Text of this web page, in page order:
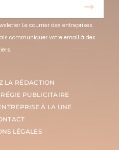
Le courrier des entreprises.
communiquer votre email à des
LA RÉDACTION
PUBLICITAIRE
À LA UNE
LÉGALES